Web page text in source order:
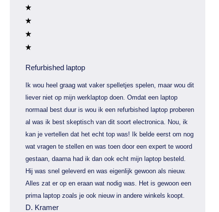
Refurbished laptop
Ik wou heel graag wat vaker spelletjes spelen, maar wou dit
liever niet op mijn werklaptop doen. Omdat een laptop
normaal best duur is wou ik een refurbished laptop proberen
al was ik best skeptisch van dit soort electronica. Nou, ik
kan je vertellen dat het echt top was! Ik belde eerst om nog
wat vragen te stellen en was toen door een expert te woord
gestaan, daarna had ik dan ook echt mijn laptop besteld.
Hij was snel geleverd en was eigenlijk gewoon als nieuw.
Alles zat er op en eraan wat nodig was. Het is gewoon een
prima laptop zoals je ook nieuw in andere winkels koopt.
D. Kramer